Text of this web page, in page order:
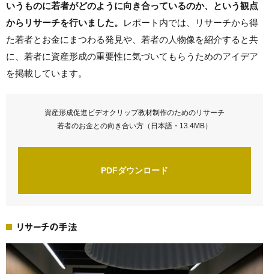
いうものに若者がどのように向き合っているのか、という観点
からリサーチを行いました。
レポート内では、リサーチから得
た若者とお金にまつわる発見や、若者の人物像を紹介すると共
に、若者に資産形成の重要性に気づいてもらうためのアイデア
を掲載しています。
資産形成促進ビデオクリップ教材制作のためのリサーチ
若者のお金との向き合い方（日本語・13.4MB）
PDFダウンロード
リサーチの手法